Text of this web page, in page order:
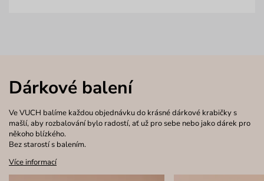
Dárkové balení
Ve VUCH balíme každou objednávku do krásné dárkové krabičky s
mašlí, aby rozbalování bylo radostí, ať už pro sebe nebo jako dárek pro
někoho blízkého.
Bez starostí s balením.
Více informací